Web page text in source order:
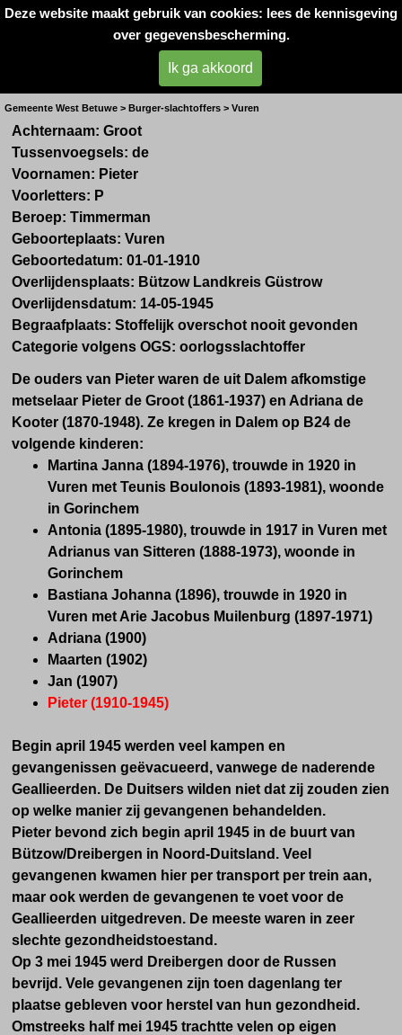
Deze website maakt gebruik van cookies: lees de kennisgeving
over gegevensbescherming.
Ik ga akkoord
Oorlogsslachtoffers
West- Betuwe
Gemeente West Betuwe > Burger-slachtoffers > Vuren
Achternaam: Groot
Tussenvoegsels: de
Voornamen: Pieter
Voorletters: P
Beroep: Timmerman
Geboorteplaats: Vuren
Geboortedatum: 01-01-1910
Overlijdensplaats: Bützow Landkreis Güstrow
Overlijdensdatum: 14-05-1945
Begraafplaats: Stoffelijk overschot nooit gevonden
Categorie volgens OGS: oorlogsslachtoffer
De ouders van Pieter waren de uit Dalem afkomstige
metselaar Pieter de Groot (1861-1937) en Adriana de
Kooter (1870-1948). Ze kregen in Dalem op B24 de
volgende kinderen:
Martina Janna (1894-1976), trouwde in 1920 in
Vuren met Teunis Boulonois (1893-1981), woonde
in Gorinchem
Antonia (1895-1980), trouwde in 1917 in Vuren met
Adrianus van Sitteren (1888-1973), woonde in
Gorinchem
Bastiana Johanna (1896), trouwde in 1920 in
Vuren met Arie Jacobus Muilenburg (1897-1971)
Adriana (1900)
Maarten (1902)
Jan (1907)
Pieter (1910-1945)
Begin april 1945 werden veel
kampen en
gevangenissen geëvacueerd, vanwege de naderende
Geallieerden. De Duitsers wilden niet dat zij zouden zien
op welke manier zij gevangenen behandelden.
Pieter bevond zich begin april 1945 in de buurt van
Bützow/Dreibergen in Noord-Duitsland. Veel
gevangenen kwamen hier per transport per trein aan,
maar ook werden de gevangenen te voet voor de
Geallieerden uitgedreven. De meeste waren in zeer
slechte gezondheidstoestand.
Op 3 mei 1945 werd Dreibergen door de Russen
bevrijd. Vele gevangenen zijn toen dagenlang ter
plaatse gebleven voor herstel van hun gezondheid.
Omstreeks half mei 1945 trachtte velen op eigen